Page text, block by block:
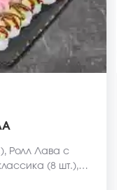
Ролл Лава с
(8 шт.),